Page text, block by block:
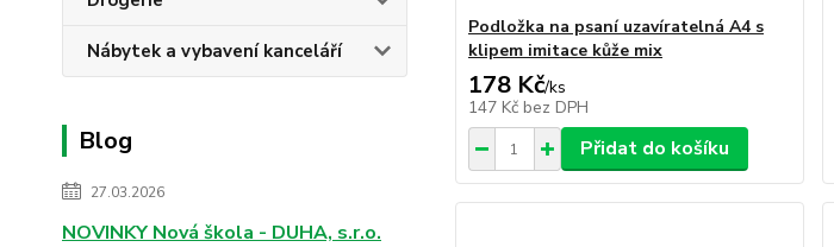
Nábytek a vybavení kanceláří
Blog
27.03.2026
NOVINKY Nová škola - DUHA, s.r.o.
Podložka na psaní uzavíratelná A4 s
klipem imitace kůže mix
178 Kč/ks
147 Kč bez DPH
Přidat do košíku